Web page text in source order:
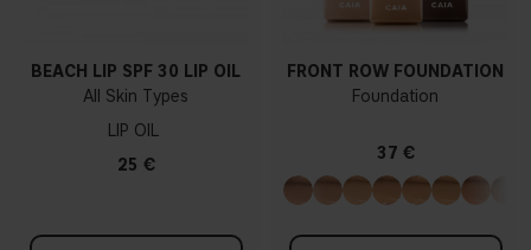
BEACH LIP SPF 30 LIP OIL
All Skin Types
LIP OIL
25 €
FRONT ROW FOUNDATION
Foundation
37 €